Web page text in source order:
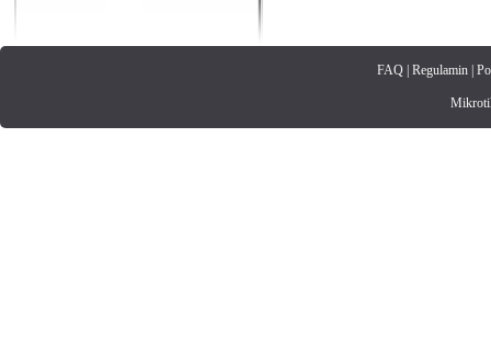
FAQ| Regulamin|